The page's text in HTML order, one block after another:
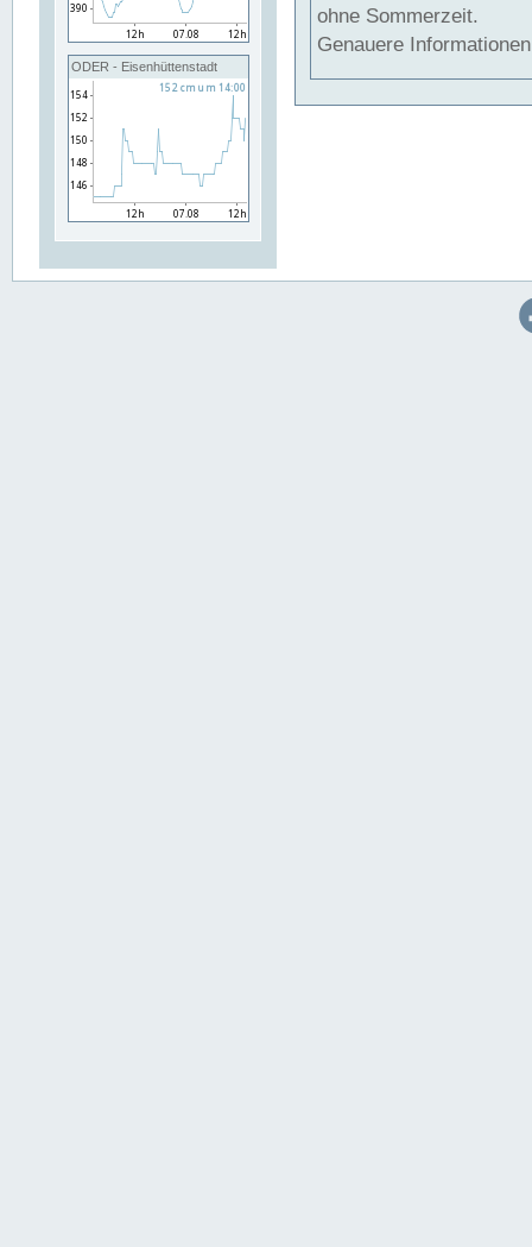
ODER - Eisenhüttenstadt
ohne Sommerzeit.
Genauere